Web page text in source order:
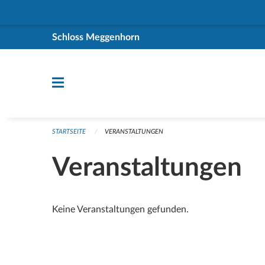
Schloss Meggenhorn
STARTSEITE VERANSTALTUNGEN
Veranstaltungen
Keine Veranstaltungen gefunden.